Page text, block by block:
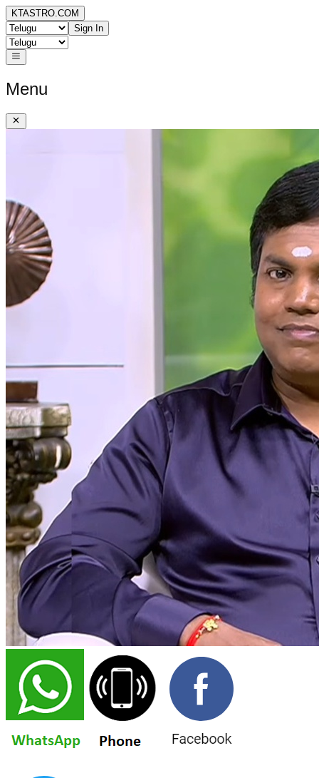
KTASTRO.COM
Sign In
Menu